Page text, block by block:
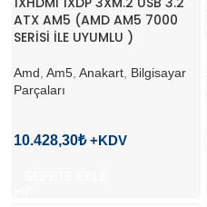
ATX AM5 (AMD AM5 7000
SERİSİ İLE UYUMLU )
Amd Am5 Anakart Bilgisayar
Parçaları
10.428,30₺